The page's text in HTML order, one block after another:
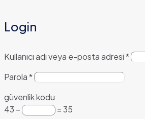
Login
Kullanıcı adı veya e-posta adresi*
Parola*
güvenlik kodu
43 −
= 35